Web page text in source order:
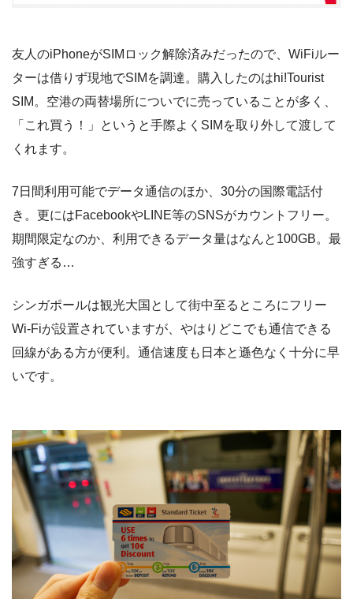
友人のiPhoneがSIMロック解除済みだったので、WiFiルー
ターは借りず現地でSIMを調達。購入したのはhi!Tourist
SIM。空港の両替場所についでに売っていることが多く、
「これ買う！」というと手際よくSIMを取り外して渡して
くれます。
7日間利用可能でデータ通信のほか、30分の国際電話付
き。更にはFacebookやLINE等のSNSがカウントフリー。
期間限定なのか、利用できるデータ量はなんと100GB。最
強すぎる…
シンガポールは観光大国として街中至るところにフリー
Wi-Fiが設置されていますが、やはりどこでも通信できる
回線がある方が便利。通信速度も日本と遜色なく十分に早
いです。